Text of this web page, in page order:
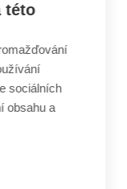
této
sociálních
obsahu a